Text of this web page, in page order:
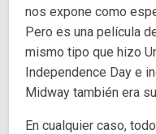
nos expone como
Pero es una película
mismo tipo que hizo
Independence Day e
Midway también era
En cualquier caso,